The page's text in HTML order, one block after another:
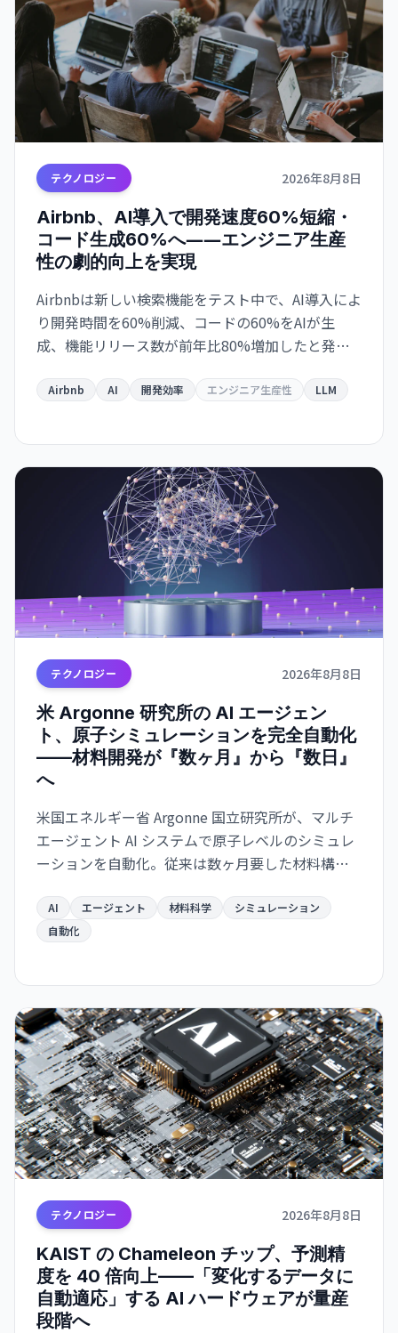
テクノロジー 2026年8月8日
Airbnb、AI導入で開発速度60%短縮・
コード生成60%へ――エンジニア生産
性の劇的向上を実現
Airbnbは新しい検索機能をテスト中で、AI導入によ
り開発時間を60%削減、コードの60%をAIが生
成、機能リリース数が前年比80%増加したと発表
Airbnb AI 開発効率 エンジニア生産性 LLM
テクノロジー 2026年8月8日
米 Argonne 研究所の AI エージェン
ト、原子シミュレーションを完全自動化
——材料開発が『数ヶ月』から『数日』
へ
米国エネルギー省 Argonne 国立研究所が、マルチ
エージェント AI システムで原子レベルのシミュレ
ーションを自動化。従来は数ヶ月要した材料構造
航空宇宙・電子部品分野での新材料開発が急速化
する見通し。
AI エージェント 材料科学
シミュレーション
自動化
テクノロジー 2026年8月8日
KAIST の Chameleon チップ、予測精
度を 40 倍向上——「変化するデータに
自動適応」する AI ハードウェアが量産
段階へ